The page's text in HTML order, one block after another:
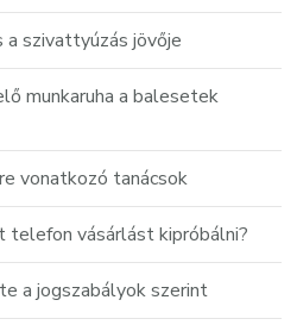
szivattyúzás jövője
munkaruha a balesetek
vonatkozó tanácsok
telefon vásárlást kipróbálni?
a jogszabályok szerint